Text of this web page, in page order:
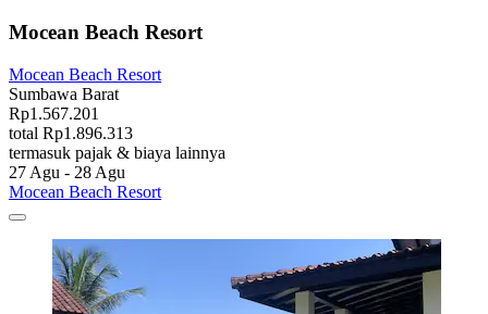
Mocean Beach Resort
Mocean Beach Resort
Sumbawa Barat
Rp1.567.201
total Rp1.896.313
termasuk pajak & biaya lainnya
27 Agu - 28 Agu
Mocean Beach Resort